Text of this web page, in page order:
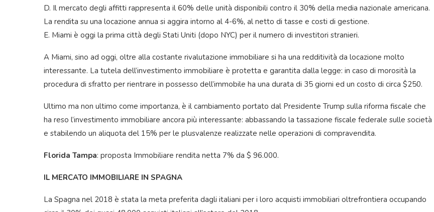
D. Il mercato degli affitti rappresenta il 60% delle unità disponibili contro il 30% della media nazionale americana.
La rendita su una locazione annua si aggira intorno al 4-6%, al netto di tasse e costi di gestione.
E. Miami è oggi la prima città degli Stati Uniti (dopo NYC) per il numero di investitori stranieri.
A Miami, sino ad oggi, oltre alla costante rivalutazione immobiliare si ha una redditività da locazione molto
interessante. La tutela dell’investimento immobiliare è protetta e garantita dalla legge: in caso di morosità la
procedura di sfratto per rientrare in possesso dell’immobile ha una durata di 35 giorni ed un costo di circa $250.
Ultimo ma non ultimo come importanza, è il cambiamento portato dal Presidente Trump sulla riforma fiscale che
ha reso l’investimento immobiliare ancora più interessante: abbassando la tassazione fiscale federale sulle società
e stabilendo un aliquota del 15% per le plusvalenze realizzate nelle operazioni di compravendita.
Florida Tampa: proposta Immobiliare rendita netta 7% da $ 96.000.
IL MERCATO IMMOBILIARE IN SPAGNA
La Spagna nel 2018 è stata la meta preferita dagli italiani per i loro acquisti immobiliari oltrefrontiera occupando